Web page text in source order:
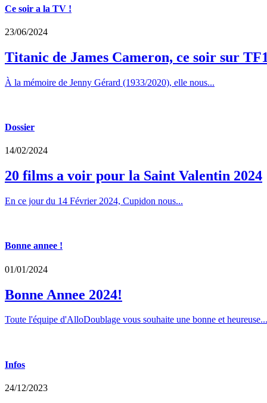
Ce soir a la TV !
23/06/2024
Titanic de James Cameron, ce soir sur
À la mémoire de Jenny Gérard (1933/2020), elle nous...
Dossier
14/02/2024
20 films a voir pour la Saint Valentin 2024
En ce jour du 14 Février 2024, Cupidon nous...
Bonne annee !
01/01/2024
Bonne Annee 2024!
Toute l'équipe d'AlloDoublage vous souhaite une bonne et heureuse...
Infos
24/12/2023